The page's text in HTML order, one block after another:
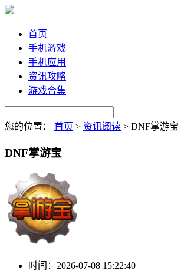
首页
手机游戏
手机应用
资讯攻略
游戏合集
您的位置： 首页 > 资讯阅读 > DNF掌游宝
DNF掌游宝
时间： 2026-07-08 15:22:40